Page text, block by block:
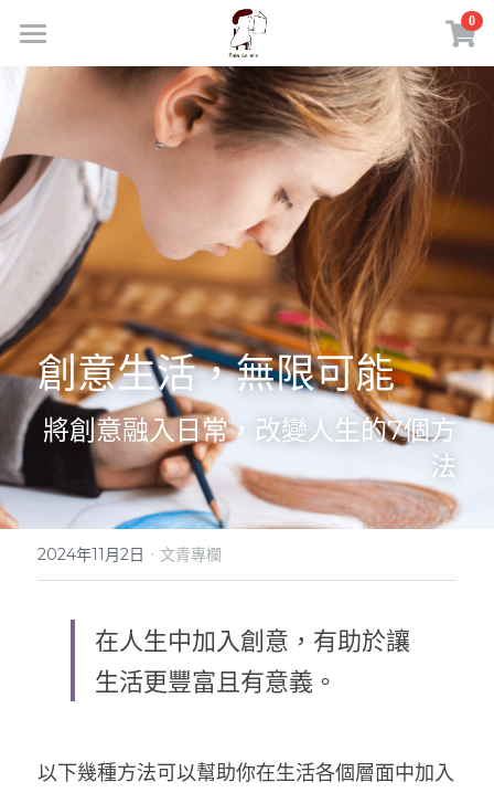
0
首頁
商品
所有商品分類
線上市集
課程活動
部落格｜日常練習
胖多米咖啡館
聯繫我們
外部連結
電腦職人｜東東嚴選
理財致富｜陪伴服務
胖多米手機LINE社群
登錄
搜索
實體門市
創意生活，無限可能
將創意融入日常，改變人生的7個方
法
2024年11月2日 · 文青專欄
在人生中加入創意，有助於讓
生活更豐富且有意義。
以下幾種方法可以幫助你在生活各個層面中加入
×
商品分類
所有商品分類